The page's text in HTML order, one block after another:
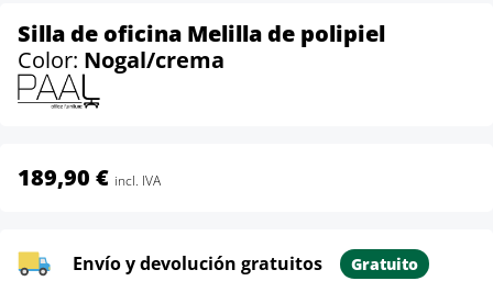
Silla de oficina Melilla de polipiel
Color: Nogal/crema
189,90 € incl. IVA
Envío y devolución gratuitos Gratuito